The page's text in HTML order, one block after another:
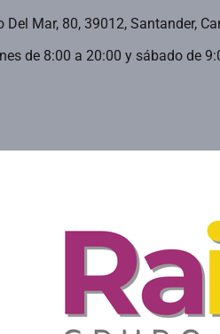
Del Mar, 80, 39012, Santander,
de 8:00 a 20:00 y sábado de